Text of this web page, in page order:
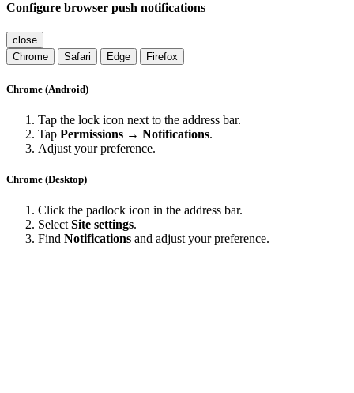
Configure browser push notifications
close
Chrome
Safari Edge Firefox
Chrome (Android)
Tap the lock icon next to the address bar.
Tap Permissions → Notifications.
Adjust your preference.
Chrome (Desktop)
Click the padlock icon in the address bar.
Select Site settings.
Find Notifications and adjust your preference.